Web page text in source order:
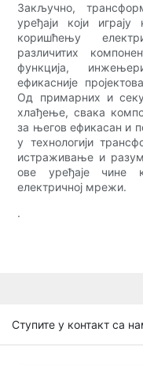
Закључно,
уређаји који
коришћењу
различитих
функција,
ефикасније
Од примарних и
хлађење, свака
за његов ефикасан и
у технологији
истраживање и
ове уређаје чине
електричној мрежи.
.
Ступите у контакт са